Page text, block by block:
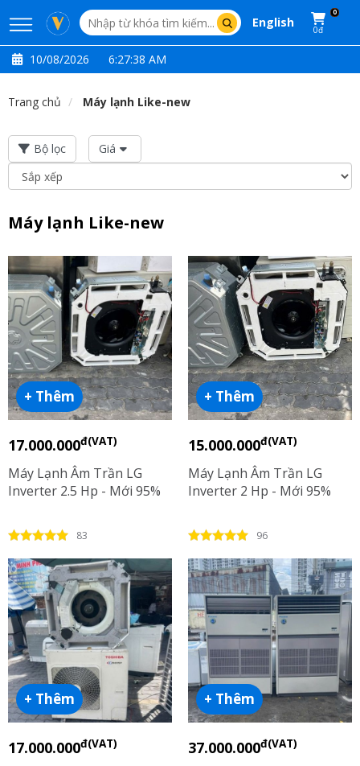
English
0
0đ
10/08/2026 6:27:38 AM
Trang chủ Máy lạnh Like-new
Bộ lọc Giá
Máy lạnh Like-new
+ Thêm
17.000.000đ(VAT)
Máy Lạnh Âm Trần LG
Inverter 2.5 Hp - Mới 95%
83
+ Thêm
15.000.000đ(VAT)
Máy Lạnh Âm Trần LG
Inverter 2 Hp - Mới 95%
96
+ Thêm
17.000.000đ(VAT)
+ Thêm
37.000.000đ(VAT)